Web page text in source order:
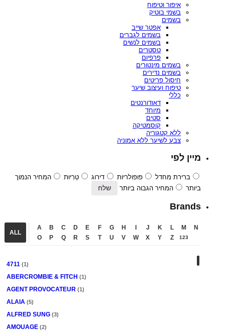
איפור וטיפוח
בשמי בוטיק
בשמים
אפטר שייב
בשמים לגברים
בשמים לנשים
טסטרים
פרפיום
בשמים מינטורים
בשמים נדירים
חיסול פריטים
טיפוח ועיצוב שיער
כללי
דאודורנטים
מיוחד
סטים
קוסמטיקה
ללא קטגוריה
צבע לשיער ללא אמוניה
מיין לפי
ברירת מחדל פופולריות דירוג טְרִיוּת
המחיר הנמוך
ביותר
המחיר הגבוה ביותר
Brands
ALL
A B C D E F G H I J K L M
N
O
P Q R S T U V W X Y Z 123
4711 (1)
ABERCROMBIE & FITCH (1)
AGENT PROVOCATEUR (1)
ALAIA (5)
ALFRED SUNG (3)
AMOUAGE (2)